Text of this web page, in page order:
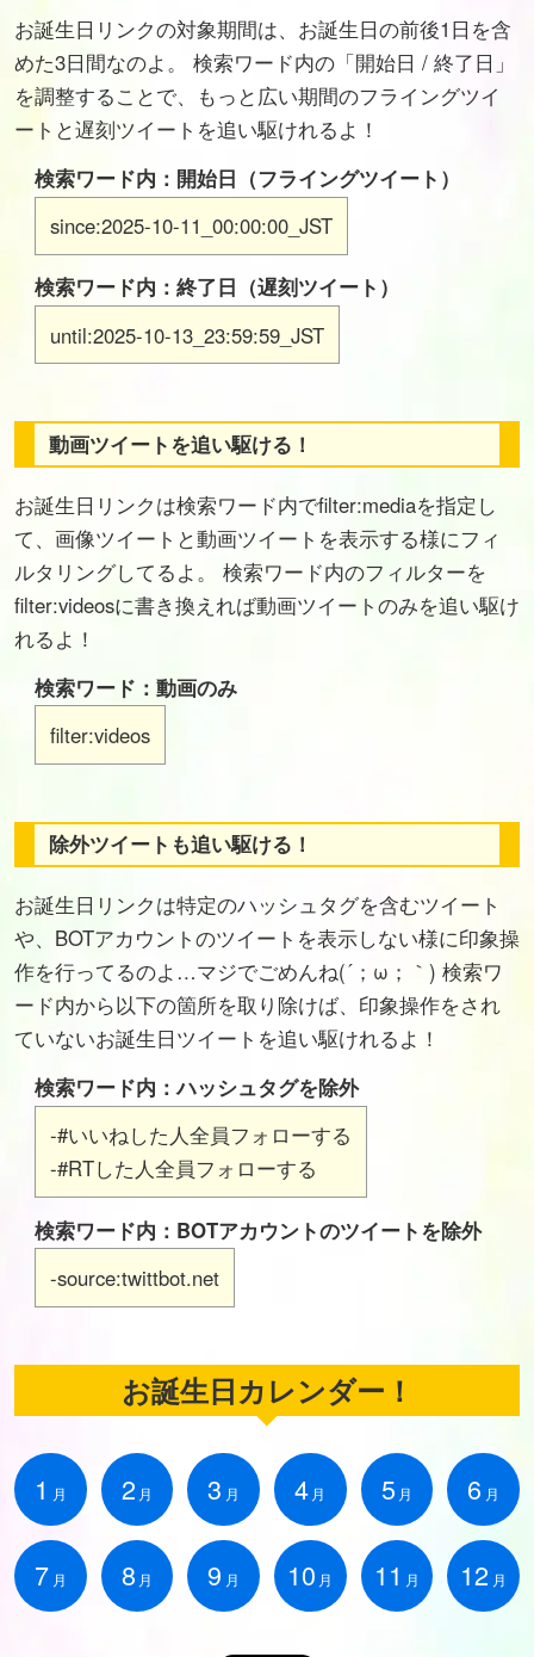
お誕生日リンクの対象期間は、お誕生日の前後1日を含
めた3日間なのよ。 検索ワード内の「開始日 / 終了日」
を調整することで、もっと広い期間のフライングツイ
ートと遅刻ツイートを追い駆けれるよ！
検索ワード内：開始日（フライングツイート）
since:2025-10-11_00:00:00_JST
検索ワード内：終了日（遅刻ツイート）
until:2025-10-13_23:59:59_JST
動画ツイートを追い駆ける！
お誕生日リンクは検索ワード内でfilter:mediaを指定し
て、画像ツイートと動画ツイートを表示する様にフィ
ルタリングしてるよ。 検索ワード内のフィルターを
filter:videosに書き換えれば動画ツイートのみを追い駆け
れるよ！
検索ワード：動画のみ
filter:videos
除外ツイートも追い駆ける！
お誕生日リンクは特定のハッシュタグを含むツイート
や、BOTアカウントのツイートを表示しない様に印象操
作を行ってるのよ…マジでごめんね(´；ω；｀) 検索ワ
ード内から以下の箇所を取り除けば、印象操作をされ
ていないお誕生日ツイートを追い駆けれるよ！
検索ワード内：ハッシュタグを除外
-#いいねした人全員フォローする
-#RTした人全員フォローする
検索ワード内：BOTアカウントのツイートを除外
-source:twittbot.net
お誕生日カレンダー！
1 月 2 月 3 月 4 月 5 月 6 月
7 月 8 月 9 月 10 月 11 月 12 月